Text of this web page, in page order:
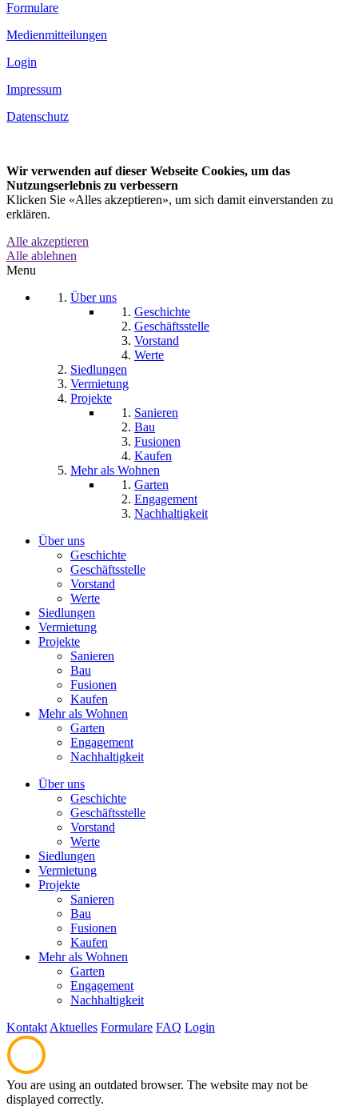
Formulare
Medienmitteilungen
Login
Impressum
Datenschutz
Wir verwenden auf dieser Webseite Cookies, um das
Nutzungserlebnis zu verbessern
Klicken Sie «Alles akzeptieren», um sich damit einverstanden zu
erklären.
Alle akzeptieren
Alle ablehnen
Menu
Über uns
Geschichte
Geschäftsstelle
Vorstand
Werte
Siedlungen
Vermietung
Projekte
Sanieren
Bau
Fusionen
Kaufen
Mehr als Wohnen
Garten
Engagement
Nachhaltigkeit
Über uns
Geschichte
Geschäftsstelle
Vorstand
Werte
Siedlungen
Vermietung
Projekte
Sanieren
Bau
Fusionen
Kaufen
Mehr als Wohnen
Garten
Engagement
Nachhaltigkeit
Über uns
Geschichte
Geschäftsstelle
Vorstand
Werte
Siedlungen
Vermietung
Projekte
Sanieren
Bau
Fusionen
Kaufen
Mehr als Wohnen
Garten
Engagement
Nachhaltigkeit
Kontakt Aktuelles Formulare FAQ Login
You are using an outdated browser. The website may not be
displayed correctly.